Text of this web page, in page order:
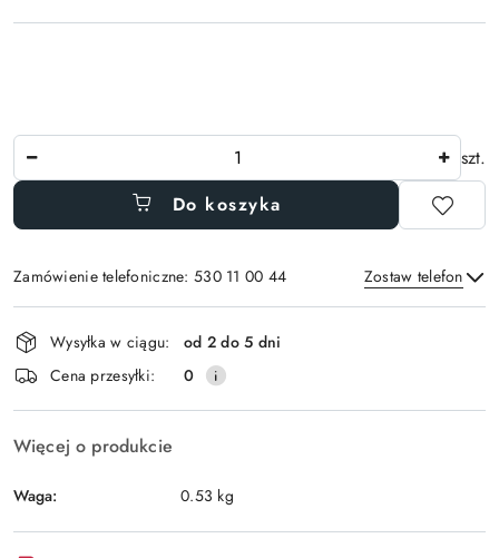
szt.
Do koszyka
Zamówienie telefoniczne: 530 11 00 44 Zostaw telefon
Wyślij
Dostępność
i
dostawa
Wysyłka w ciągu:
od 2 do 5 dni
Cena przesyłki:
0
Więcej o produkcie
Waga: 0.53 kg